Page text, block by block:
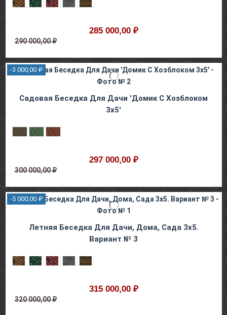
285 000,00 ₽
290 000,00 ₽
-3 000,00 ₽
Садовая Беседка Для Дачи 'Домик С Хозблоком
3х5'
297 000,00 ₽
300 000,00 ₽
-5 000,00 ₽
Летняя Беседка Для Дачи, Дома, Сада 3х5.
Вариант № 3
315 000,00 ₽
320 000,00 ₽